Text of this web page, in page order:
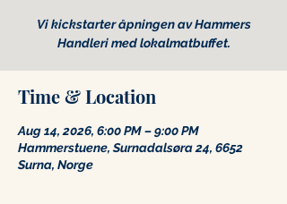
Vi kickstarter åpningen av Hammers
Handleri med lokalmatbuffet.
Time & Location
Aug 14, 2026, 6:00 PM – 9:00 PM
Hammerstuene, Surnadalsøra 24, 6652
Surna, Norge